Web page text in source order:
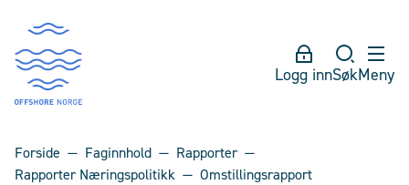
Logg innSøkMeny
Forside Faginnhold
Rapporter
Rapporter Næringspolitikk
Omstillingsrapport